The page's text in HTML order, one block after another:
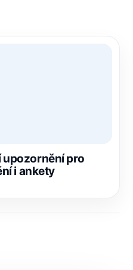
upozornění pro
i ankety